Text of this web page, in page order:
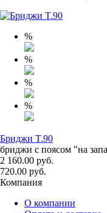
%
%
%
%
Бриджи T.90
бриджи с поясом "на
2 160.00 руб.
720.00 руб.
Компания
О компании